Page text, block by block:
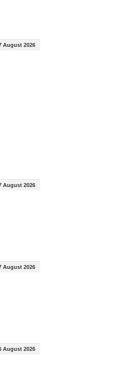
August 2026
August 2026
August 2026
August 2026